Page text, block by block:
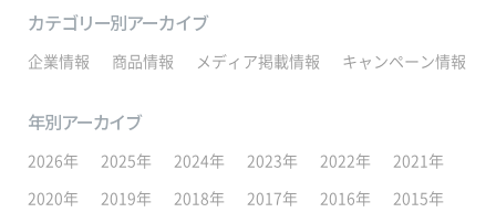
カテゴリー別アーカイブ
企業情報 商品情報 メディア掲載情報 キャンペーン情報
年別アーカイブ
2026年 2025年 2024年 2023年 2022年
2021年
2020年
2019年 2018年 2017年 2016年
2015年